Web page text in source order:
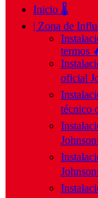
Inicio 🌡️
| Zona de
termos
oficial
técnico